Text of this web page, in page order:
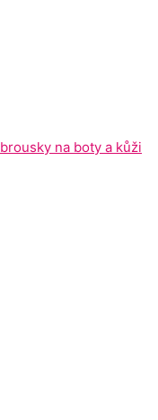
na boty a kůži